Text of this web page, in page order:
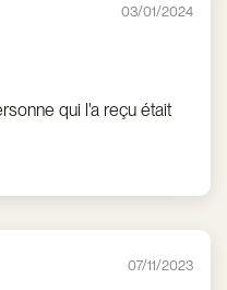
03/01/2024
qui l'a reçu était
07/11/2023